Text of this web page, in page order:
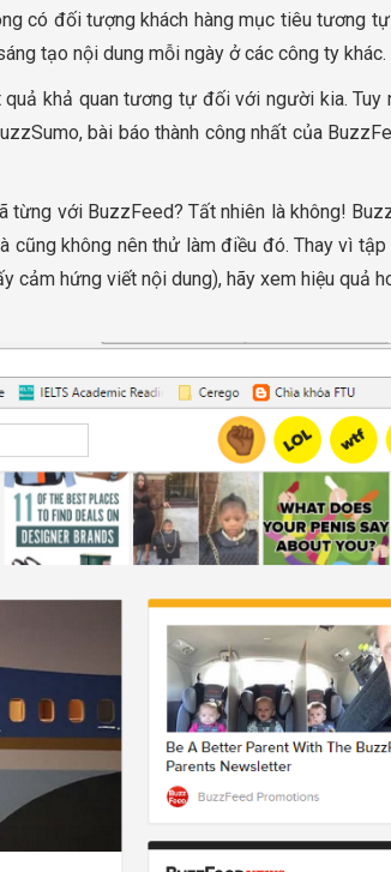
có đối tượng khách hàng mục tiêu tương
tạo nội dung mỗi ngày ở các công ty khác.
khả quan tương tự đối với người kia. Tuy
bài báo thành công nhất của
với BuzzFeed? Tất nhiên là không!
không nên thử làm điều đó. Thay vì
hứng viết nội dung), hãy xem hiệu quả